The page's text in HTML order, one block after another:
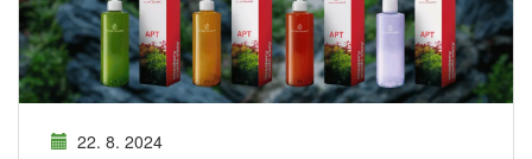
22. 8. 2024